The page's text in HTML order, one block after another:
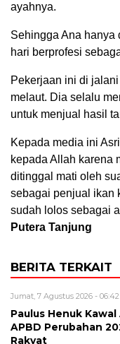
ayahnya.
Sehingga Ana hanya
hari berprofesi
Pekerjaan ini di
melaut. Dia selalu
untuk menjual hasil
Kepada media ini
kepada Allah karena
ditinggal mati oleh
sebagai penjual ikan
sudah lolos sebagai
Putera Tanjung
BERITA TERKAIT
Jumat, 7 Agustus 2026 -
Paulus Henuk
APBD Perubahan
Rakyat